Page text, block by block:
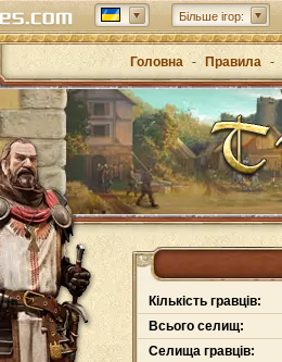
Більше ігор:
Головна - Правила -
Кількість гравців:
Всього селищ:
Селища гравців: